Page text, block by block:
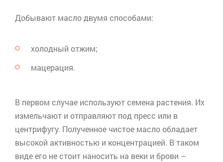
Добывают масло двумя способами:
холодный отжим;
мацерация.
В первом случае используют семена растения. Их
измельчают и отправляют под пресс или в
центрифугу. Полученное чистое масло обладает
высокой активностью и концентрацией. В таком
виде его не стоит наносить на веки и брови –